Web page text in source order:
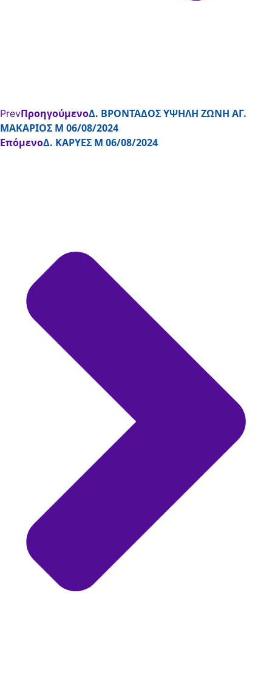
PrevΠροηγούμενοΔ. ΒΡΟΝΤΑΔΟΣ ΥΨΗΛΗ ΖΩΝΗ ΑΓ.
ΜΑΚΑΡΙΟΣ Μ 06/08/2024
ΕπόμενοΔ. ΚΑΡΥΕΣ Μ 06/08/2024